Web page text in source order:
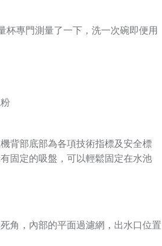
杯專門測量了一下，洗一次碗即便用
背部底部為各項技術指標及安全標
固定的吸盤，可以輕鬆固定在水池
角，內部的平面過濾網，出水口位置